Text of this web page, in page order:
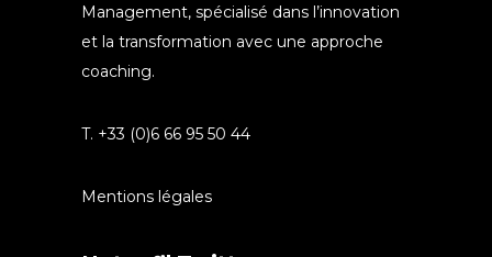
Management, spécialisé dans l’innovation
et la transformation avec une approche
coaching.
T. +33 (0)6 66 95 50 44
Mentions légales